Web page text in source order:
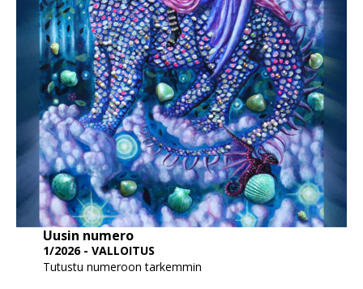
Uusin numero
1/2026 - VALLOITUS
Tutustu numeroon tarkemmin